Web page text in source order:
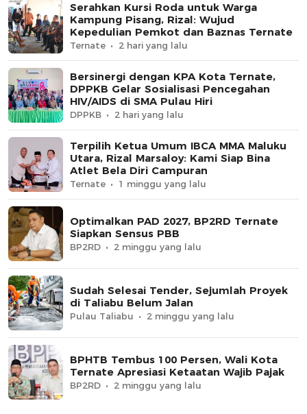
Serahkan Kursi Roda untuk Warga
Kampung Pisang, Rizal: Wujud
Kepedulian Pemkot dan Baznas Ternate
Ternate 2 hari yang lalu
Bersinergi dengan KPA Kota Ternate,
DPPKB Gelar Sosialisasi Pencegahan
HIV/AIDS di SMA Pulau Hiri
DPPKB 2 hari yang lalu
Terpilih Ketua Umum IBCA MMA Maluku
Utara, Rizal Marsaloy: Kami Siap Bina
Atlet Bela Diri Campuran
Ternate 1 minggu yang lalu
Optimalkan PAD 2027, BP2RD Ternate
Siapkan Sensus PBB
BP2RD 2 minggu yang lalu
Sudah Selesai Tender, Sejumlah Proyek
di Taliabu Belum Jalan
Pulau Taliabu 2 minggu yang lalu
BPHTB Tembus 100 Persen, Wali Kota
Ternate Apresiasi Ketaatan Wajib Pajak
BP2RD 2 minggu yang lalu